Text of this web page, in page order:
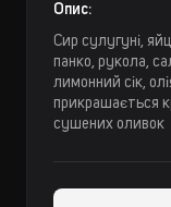
Опис:
Сир сулугуні,
панко, рукола,
лимонний сік,
прикрашається
сушених оливок